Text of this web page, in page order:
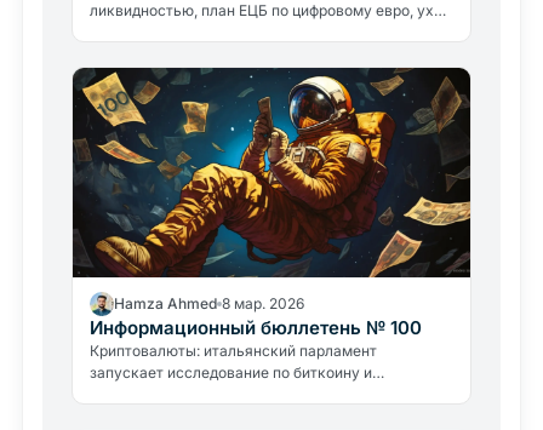
ликвидностью, план ЕЦБ по цифровому евро, уход
Hamza Ahmed 8 мар. 2026
Информационный бюллетень № 100
Криптовалюты: итальянский парламент
запускает исследование по биткоину и